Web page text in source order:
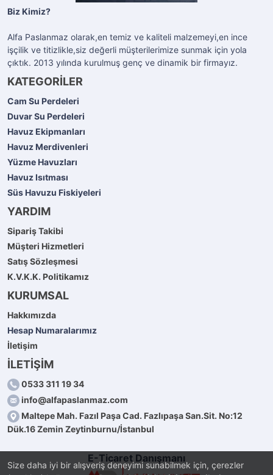
Size daha iyi bir alışveriş deneyimi sunabilmek için, çerezler
Biz Kimiz?
Alfa Paslanmaz olarak,en temiz ve kaliteli malzemeyi,en ince
işçilik ve titizlikle,siz değerli müşterilerimize sunmak için yola
çıktık. 2013 yılında kurulmuş genç ve dinamik bir firmayız.
KATEGORİLER
Cam Su Perdeleri
Duvar Su Perdeleri
Havuz Ekipmanları
Havuz Merdivenleri
Yüzme Havuzları
Havuz Isıtması
Süs Havuzu Fiskiyeleri
YARDIM
Sipariş Takibi
Müşteri Hizmetleri
Satış Sözleşmesi
K.V.K.K. Politikamız
KURUMSAL
Hakkımızda
Hesap Numaralarımız
İletişim
İLETİŞİM
0533 311 19 34
info@alfapaslanmaz.com
Maltepe Mah. Fazıl Paşa Cad. Fazlıpaşa San.Sit. No:12
Dük.16 Zemin Zeytinburnu/İstanbul
E-Ticaret Danışmanı